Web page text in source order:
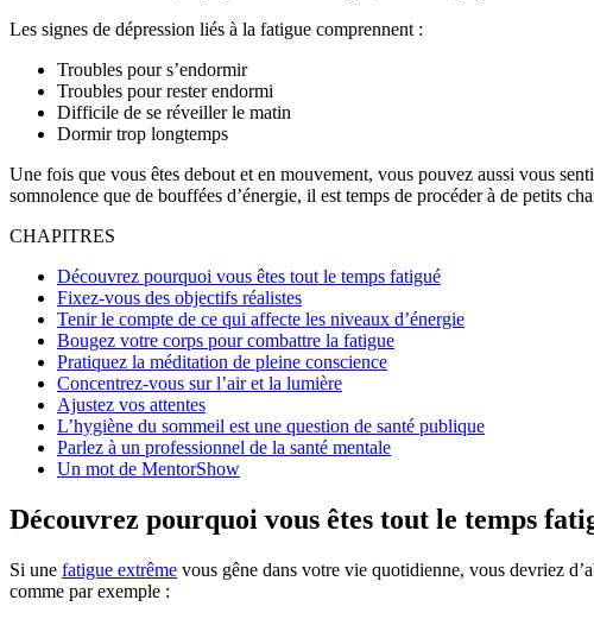
Les signes de dépression liés à la fatigue comprennent :
Troubles pour s’endormir
Troubles pour rester endormi
Difficile de se réveiller le matin
Dormir trop longtemps
Une fois que vous êtes debout et en mouvement, vous pouvez aussi vous
somnolence que de bouffées d’énergie, il est temps de procéder à de petits
CHAPITRES
Découvrez pourquoi vous êtes tout le temps fatigué
Fixez-vous des objectifs réalistes
Tenir le compte de ce qui affecte les niveaux d’énergie
Bougez votre corps pour combattre la fatigue
Pratiquez la méditation de pleine conscience
Concentrez-vous sur l’air et la lumière
Ajustez vos attentes
L’hygiène du sommeil est une question de santé publique
Parlez à un professionnel de la santé mentale
Un mot de MentorShow
Découvrez pourquoi vous êtes tout le temps
Si une fatigue extrême vous gêne dans votre vie quotidienne, vous devriez
comme par exemple :